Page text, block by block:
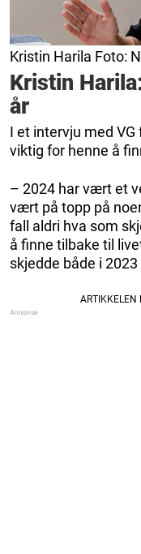
Kristin Harila Foto:
Kristin
år
I et intervju med VG
viktig for henne å
– 2024 har vært et
vært på topp på
fall aldri hva som
å finne tilbake til
skjedde både i